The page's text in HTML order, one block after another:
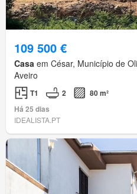
109 500 €
Casa em César, Município de
Aveiro
T1 2
80 m²
Há 25 dias
IDEALISTA.PT